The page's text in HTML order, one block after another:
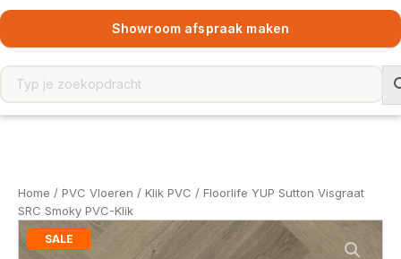
Showroom afspraak maken
Home / PVC Vloeren / Klik PVC / Floorlife YUP Sutton Visgraat
SRC Smoky PVC-Klik
SALE